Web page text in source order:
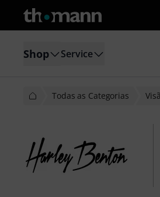
Shop Service
Todas as Categorias